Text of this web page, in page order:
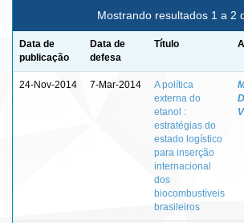
Mostrando resultados 1 a 2
Data de
publicação
Data de
defesa
Título
24-Nov-2014 7-Mar-2014
A política
externa do
etanol :
estratégias do
estado logístico
para inserção
internacional
dos
biocombustíveis
brasileiros